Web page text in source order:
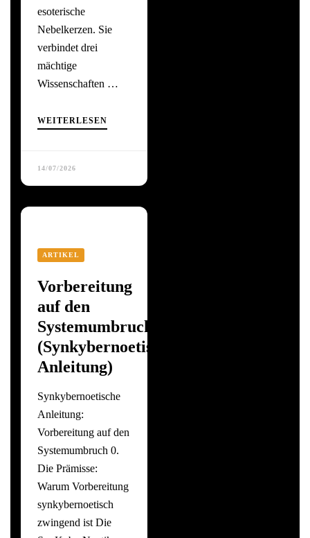
esoterische
Nebelkerzen. Sie
verbindet drei
mächtige
Wissenschaften …
WEITERLESEN
14/07/2026
ARTIKEL
Vorbereitung
auf den
Systemumbruch
(Synkybernoetische
Anleitung)
Synkybernoetische
Anleitung:
Vorbereitung auf den
Systemumbruch 0.
Die Prämisse:
Warum Vorbereitung
synkybernoetisch
zwingend ist Die